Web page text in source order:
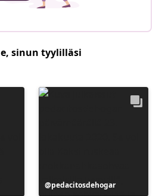
sinun tyylilläsi
Julkaissut
pedacitosdehogar